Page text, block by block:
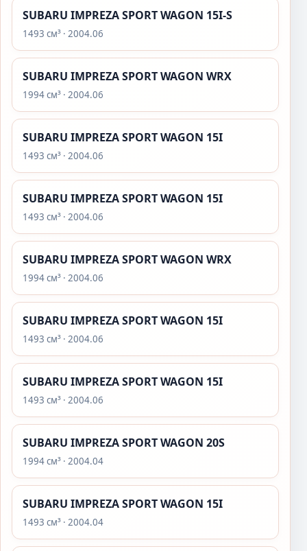
SUBARU IMPREZA SPORT WAGON 15I-S
1493 см³ · 2004.06
SUBARU IMPREZA SPORT WAGON WRX
1994 см³ · 2004.06
SUBARU IMPREZA SPORT WAGON 15I
1493 см³ · 2004.06
SUBARU IMPREZA SPORT WAGON 15I
1493 см³ · 2004.06
SUBARU IMPREZA SPORT WAGON WRX
1994 см³ · 2004.06
SUBARU IMPREZA SPORT WAGON 15I
1493 см³ · 2004.06
SUBARU IMPREZA SPORT WAGON 15I
1493 см³ · 2004.06
SUBARU IMPREZA SPORT WAGON 20S
1994 см³ · 2004.04
SUBARU IMPREZA SPORT WAGON 15I
1493 см³ · 2004.04